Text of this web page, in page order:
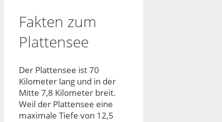
Fakten zum
Plattensee
Der Plattensee ist 70
Kilometer lang und in der
Mitte 7,8 Kilometer breit.
Weil der Plattensee eine
maximale Tiefe von 12,5